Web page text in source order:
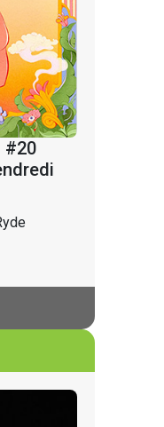
#20